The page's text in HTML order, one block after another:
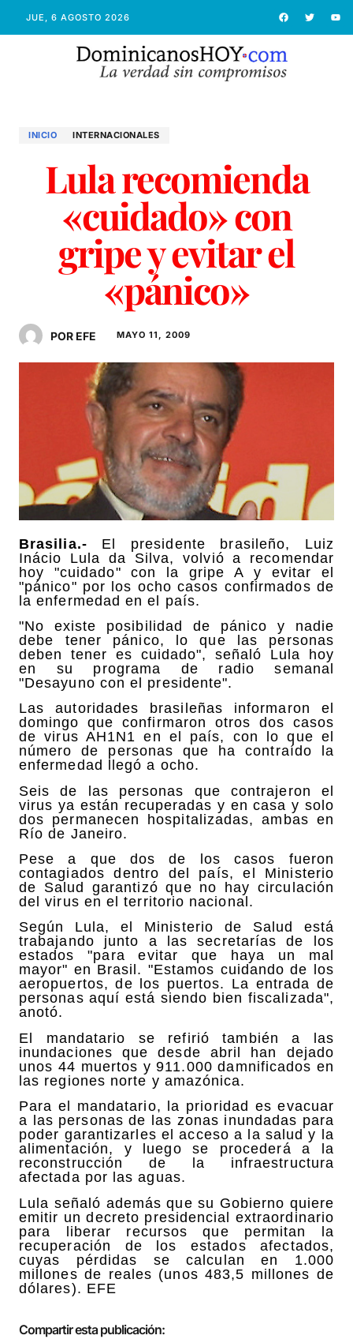
JUE, 6 AGOSTO 2026
INICIO INTERNACIONALES
Lula recomienda
«cuidado» con
gripe y evitar el
«pánico»
POR EFE MAYO 11, 2009
Brasilia.- El presidente brasileño, Luiz
Inácio Lula da Silva, volvió a recomendar
hoy "cuidado" con la gripe A y evitar el
"pánico" por los ocho casos confirmados de
la enfermedad en el país.
"No existe posibilidad de pánico y nadie
debe tener pánico, lo que las personas
deben tener es cuidado", señaló Lula hoy
en su programa de radio semanal
"Desayuno con el presidente".
Las autoridades brasileñas informaron el
domingo que confirmaron otros dos casos
de virus AH1N1 en el país, con lo que el
número de personas que ha contraído la
enfermedad llegó a ocho.
Seis de las personas que contrajeron el
virus ya están recuperadas y en casa y solo
dos permanecen hospitalizadas, ambas en
Río de Janeiro.
Pese a que dos de los casos fueron
contagiados dentro del país, el Ministerio
de Salud garantizó que no hay circulación
del virus en el territorio nacional.
Según Lula, el Ministerio de Salud está
trabajando junto a las secretarías de los
estados "para evitar que haya un mal
mayor" en Brasil. "Estamos cuidando de los
aeropuertos, de los puertos. La entrada de
personas aquí está siendo bien fiscalizada",
anotó.
El mandatario se refirió también a las
inundaciones que desde abril han dejado
unos 44 muertos y 911.000 damnificados en
las regiones norte y amazónica.
Para el mandatario, la prioridad es evacuar
a las personas de las zonas inundadas para
poder garantizarles el acceso a la salud y la
alimentación, y luego se procederá a la
reconstrucción de la infraestructura
afectada por las aguas.
Lula señaló además que su Gobierno quiere
emitir un decreto presidencial extraordinario
para liberar recursos que permitan la
recuperación de los estados afectados,
cuyas pérdidas se calculan en 1.000
millones de reales (unos 483,5 millones de
dólares). EFE
Compartir esta publicación: